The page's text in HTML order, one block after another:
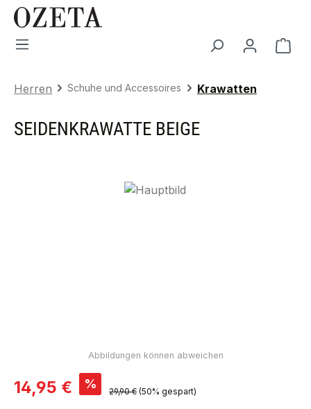
Zum Hauptinhalt springen
Herren Schuhe und Accessoires Krawatten
SEIDENKRAWATTE BEIGE
Bildergalerie überspringen
Verkaufspreis:
14,95 € % Regulärer Preis:
29,90 € (50% gespart)